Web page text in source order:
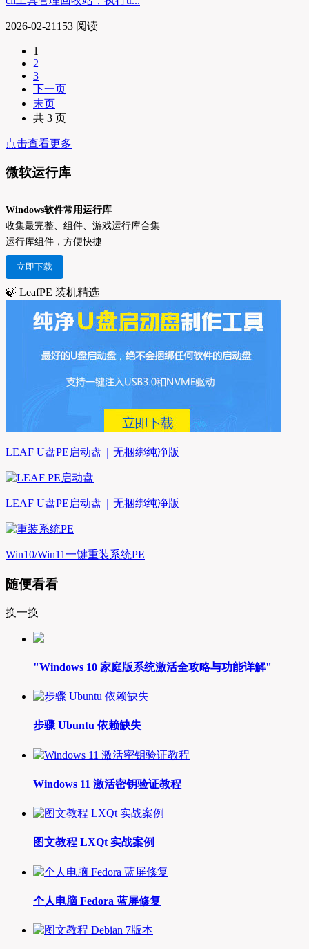
2026-02-21 153 阅读
1
2
3
下一页
末页
共 3 页
点击查看更多
微软运行库
Windows软件常用运行库
收集最完整、组件、游戏运行库合集
运行库组件，方便快捷
立即下载
🍃 LeafPE 装机精选
LEAF U盘PE启动盘｜无捆绑纯净版
LEAF U盘PE启动盘｜无捆绑纯净版
Win10/Win11一键重装系统PE
随便看看
换一换
"Windows 10 家庭版系统激活全攻略与功能详解"
步骤 Ubuntu 依赖缺失
Windows 11 激活密钥验证教程
图文教程 LXQt 实战案例
个人电脑 Fedora 蓝屏修复